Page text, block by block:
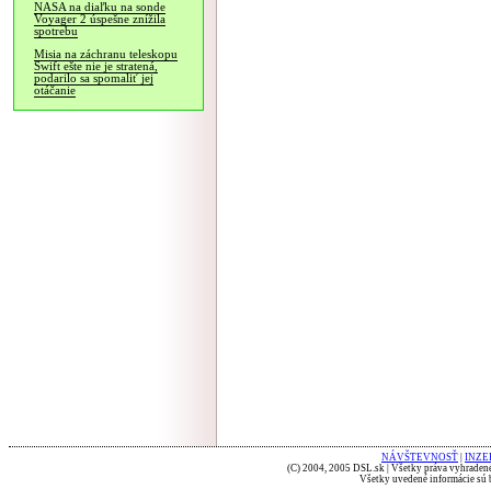
NASA na diaľku na sonde
Voyager 2 úspešne znížila
spotrebu
Misia na záchranu teleskopu
Swift ešte nie je stratená,
podarilo sa spomaliť jej
otáčanie
NÁVŠTEVNOSŤ
(C) 2004, 2005 DSL.sk | Všetky práva
Všetky uvedené informácie sú